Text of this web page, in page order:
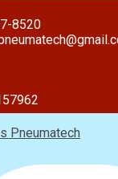
8520